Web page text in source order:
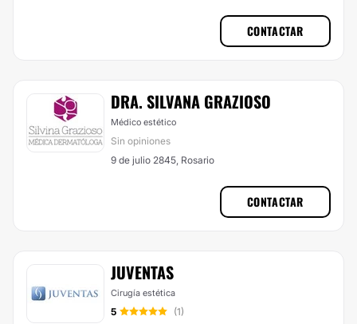
CONTACTAR
DRA. SILVANA GRAZIOSO
Médico estético
Sin opiniones
9 de julio 2845, Rosario
CONTACTAR
JUVENTAS
Cirugía estética
5
(1)